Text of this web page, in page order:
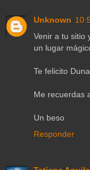
Unknown
Venir a tu sitio
un lugar
Te felicito Duna
Me recuerdas
Un beso
Responder